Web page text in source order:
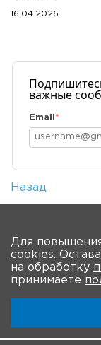
16.04.2026
важные
Email *
Назад
Для
cookies.
на обработку
принимаете
О мероприятии